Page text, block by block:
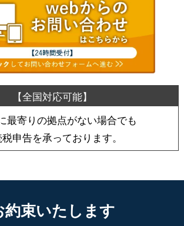
最寄りの拠点がない場合でも
申告を承っております。
約束いたします